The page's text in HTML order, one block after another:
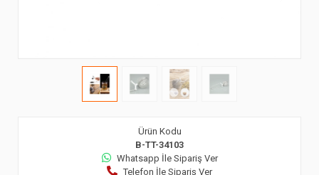
Ürün Kodu
B-TT-34103
Whatsapp İle Sipariş Ver
Telefon İle Sipariş Ver